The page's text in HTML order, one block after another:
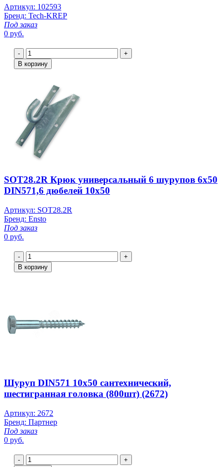
Артикул: 102593
Бренд: Tech-KREP
Под заказ
0 руб.
-
+
В корзину
SOT28.2R Крюк универсальный 6 шурупов 6х50
DIN571,6 дюбелей 10х50
Артикул: SOT28.2R
Бренд: Ensto
Под заказ
0 руб.
-
+
В корзину
Шуруп DIN571 10х50 сантехнический,
шестигранная головка (800шт) (2672)
Артикул: 2672
Бренд: Партнер
Под заказ
0 руб.
-
+